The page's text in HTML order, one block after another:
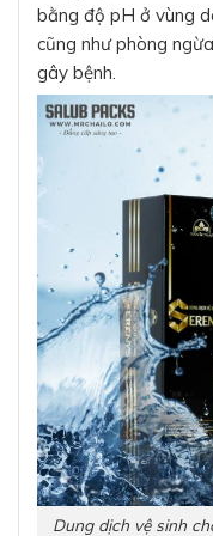
bằng độ pH ở vùng
cũng như phòng
gây bệnh.
Dung dịch vệ sinh